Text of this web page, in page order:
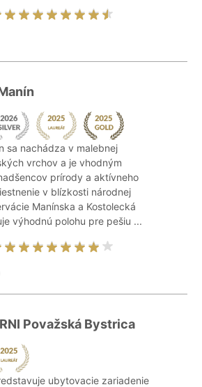
sa nachádza v malebnej
vrchov a je vhodným
prírody a aktívneho
v blízkosti národnej
Manínska a Kostolecká
výhodnú polohu pre pešiu ...
Považská Bystrica
ubytovacie zariadenie